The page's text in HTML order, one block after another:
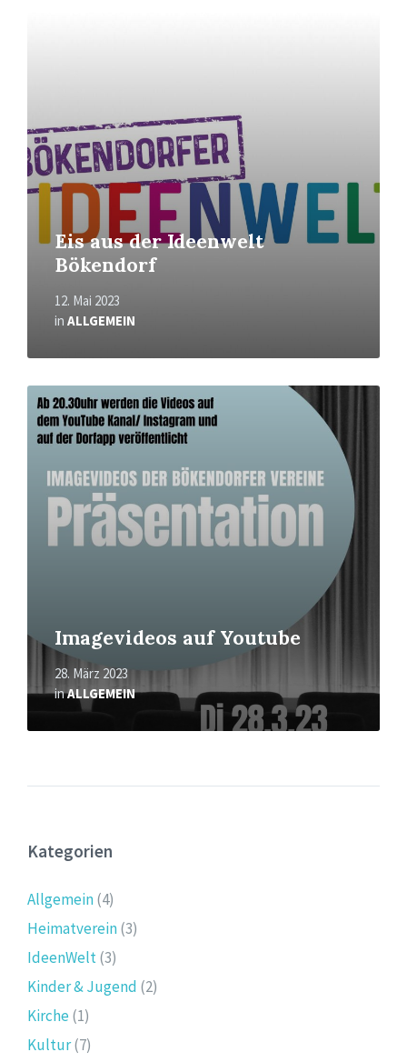
Eis aus der Ideenwelt
Bökendorf
12. Mai 2023
in ALLGEMEIN
Imagevideos auf Youtube
28. März 2023
inALLGEMEIN
Mehr
erfahren
Kategorien
Allgemein(4)
Heimatverein(3)
IdeenWelt(3)
Kinder & Jugend (2)
Kirche(1)
Kultur(7)